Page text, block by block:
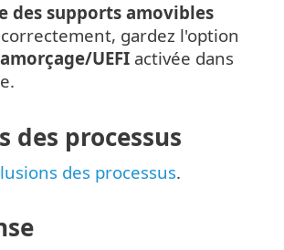
des supports amovibles
gardez l'option
UEFI activée dans
des processus
des processus.